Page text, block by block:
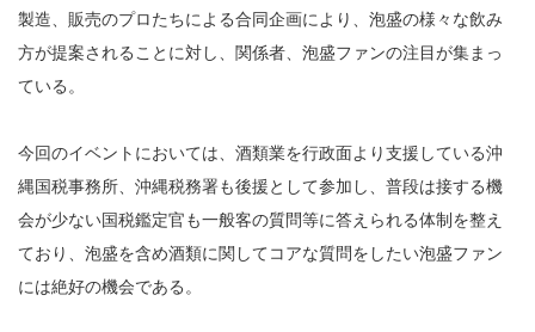
製造、販売のプロたちによる合同企画により、泡盛の様々な飲み
方が提案されることに対し、関係者、泡盛ファンの注目が集まっ
ている。
今回のイベントにおいては、酒類業を行政面より支援している沖
縄国税事務所、沖縄税務署も後援として参加し、普段は接する機
会が少ない国税鑑定官も一般客の質問等に答えられる体制を整え
ており、泡盛を含め酒類に関してコアな質問をしたい泡盛ファン
には絶好の機会である。